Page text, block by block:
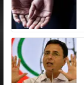
A
p
p
o
k